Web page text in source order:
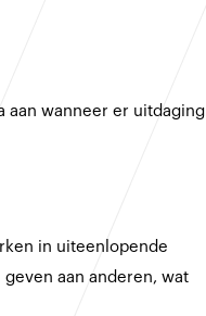
aan wanneer er uitdaging
in uiteenlopende
aan anderen, wat